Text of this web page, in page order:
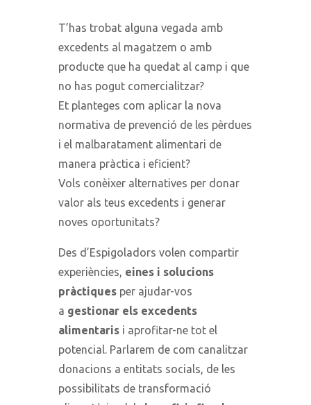
T’has trobat alguna vegada amb
excedents al magatzem o amb
producte que ha quedat al camp i que
no has pogut comercialitzar?
Et planteges com aplicar la nova
normativa de prevenció de les pèrdues
i el malbaratament alimentari de
manera pràctica i eficient?
Vols conèixer alternatives per donar
valor als teus excedents i generar
noves oportunitats?
Des d’Espigoladors volen compartir
experiències, eines i solucions
pràctiques per ajudar-vos
a gestionar els excedents
alimentaris i aprofitar-ne tot el
potencial. Parlarem de com canalitzar
donacions a entitats socials, de les
possibilitats de transformació